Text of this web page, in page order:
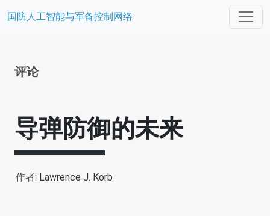
国防人工智能与军备控制网络
评论
导弹防御的未来
作者: Lawrence J. Korb